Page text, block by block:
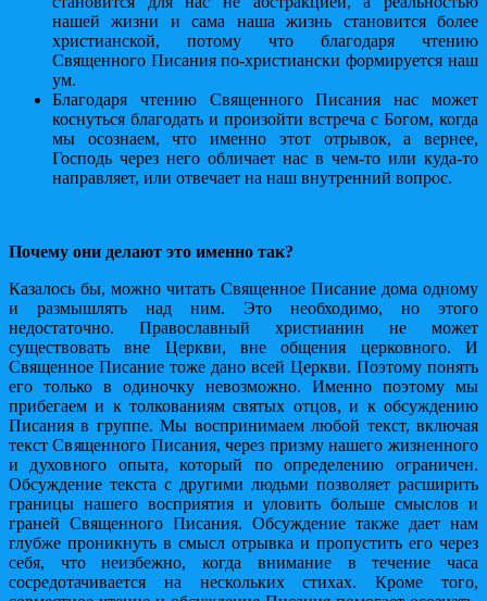
нашей жизни и сама наша жизнь становится более
христианской, потому что благодаря чтению
Священного Писания по-христиански формируется наш
ум.
Благодаря чтению Священного Писания нас может
коснуться благодать и произойти встреча с Богом, когда
мы осознаем, что именно этот отрывок, а вернее,
Господь через него обличает нас в чем-то или куда-то
направляет, или отвечает на наш внутренний вопрос.
Почему они делают это именно так?
Казалось бы, можно читать Священное Писание дома одному
и размышлять над ним. Это необходимо, но этого
недостаточно. Православный христианин не может
существовать вне Церкви, вне общения церковного. И
Священное Писание тоже дано всей Церкви. Поэтому понять
его только в одиночку невозможно. Именно поэтому мы
прибегаем и к толкованиям святых отцов, и к обсуждению
Писания в группе. Мы воспринимаем любой текст, включая
текст Священного Писания, через призму нашего жизненного
и духовного опыта, который по определению ограничен.
Обсуждение текста с другими людьми позволяет расширить
границы нашего восприятия и уловить больше смыслов и
граней Священного Писания. Обсуждение также дает нам
глубже проникнуть в смысл отрывка и пропустить его через
себя, что неизбежно, когда внимание в течение часа
сосредотачивается на нескольких стихах. Кроме того,